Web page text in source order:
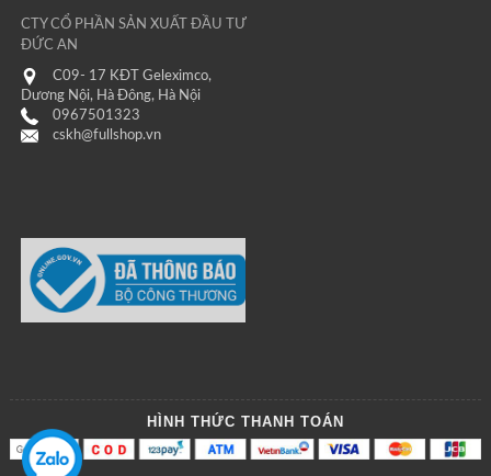
CTY CỔ PHẦN SẢN XUẤT ĐẦU TƯ
ĐỨC AN
C09- 17 KĐT Geleximco,
Dương Nội, Hà Đông, Hà Nội
0967501323
cskh@fullshop.vn
HÌNH THỨC THANH TOÁN